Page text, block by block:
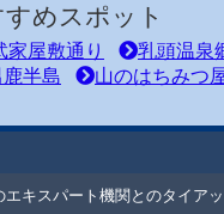
めスポット
家屋敷通り 乳頭温泉
鹿半島 山のはちみつ
キスパート機関とのタイア